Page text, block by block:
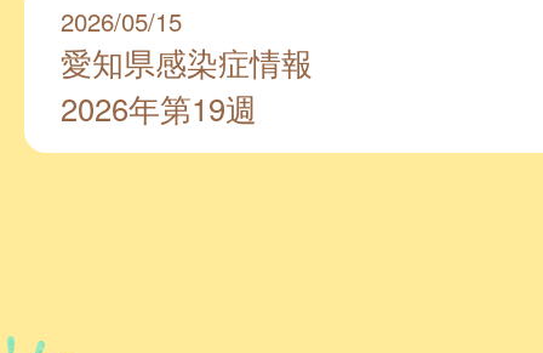
2026/05/15
愛知県感染症情報
2026年第19週